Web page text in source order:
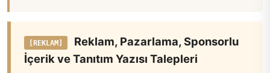
[REKLAM]
Reklam, Pazarlama, Sponsorlu
İçerik ve Tanıtım Yazısı Talepleri